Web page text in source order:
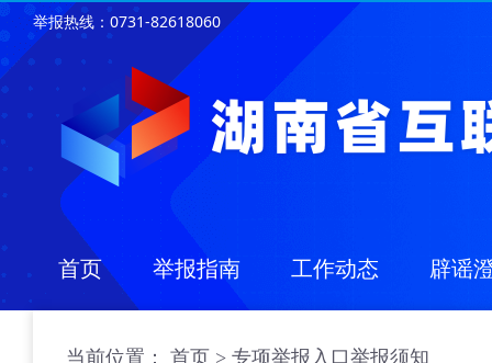
举报热线：0731-82618060
首页 举报指南 工作动态 辟谣
当前位置： 首页 > 专项举报入口举报须知